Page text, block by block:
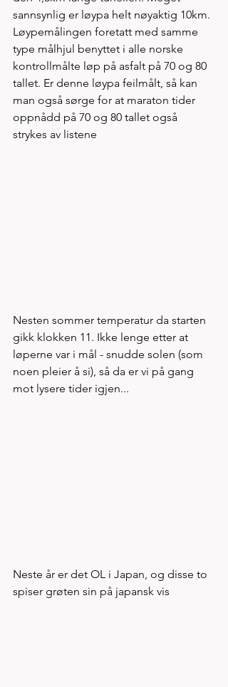
sannsynlig er løypa helt nøyaktig 10km.
Løypemålingen foretatt med samme
type målhjul benyttet i alle norske
kontrollmålte løp på asfalt på 70 og 80
tallet. Er denne løypa feilmålt, så kan
man også sørge for at maraton tider
oppnådd på 70 og 80 tallet også
strykes av listene
Nesten sommer temperatur da starten
gikk klokken 11. Ikke lenge etter at
løperne var i mål - snudde solen (som
noen pleier å si), så da er vi på gang
mot lysere tider igjen...
Neste år er det OL i Japan, og disse to
spiser grøten sin på japansk vis